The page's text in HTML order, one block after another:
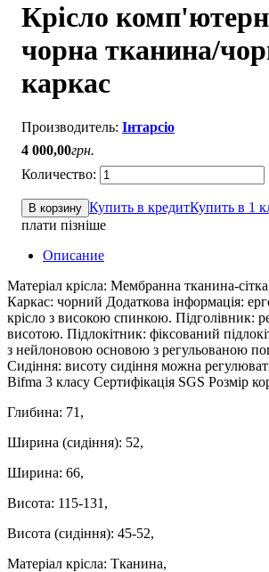
Крісло
чорна тканина/
каркас
Інтарсіо
4 000,00грн.
В корзину Купить в кредитКупить в 1
плати пізніше
Описание
Матеріал крісла: Мембранна тканина-
Каркас: чорний Додаткова інформація:
крісло з високою спинкою. Підголівник:
висотою. Підлокітник: фіксований
з нейлоновою основою з регульованою
Сидіння: висоту сидіння можна
Bifma 3 класу Сертифікація SGS Розмір
Глибина: 71,
Ширина (сидіння): 52,
Ширина: 66,
Висота: 115-131,
Висота (сидіння): 45-52,
Матеріал крісла: Тканина,